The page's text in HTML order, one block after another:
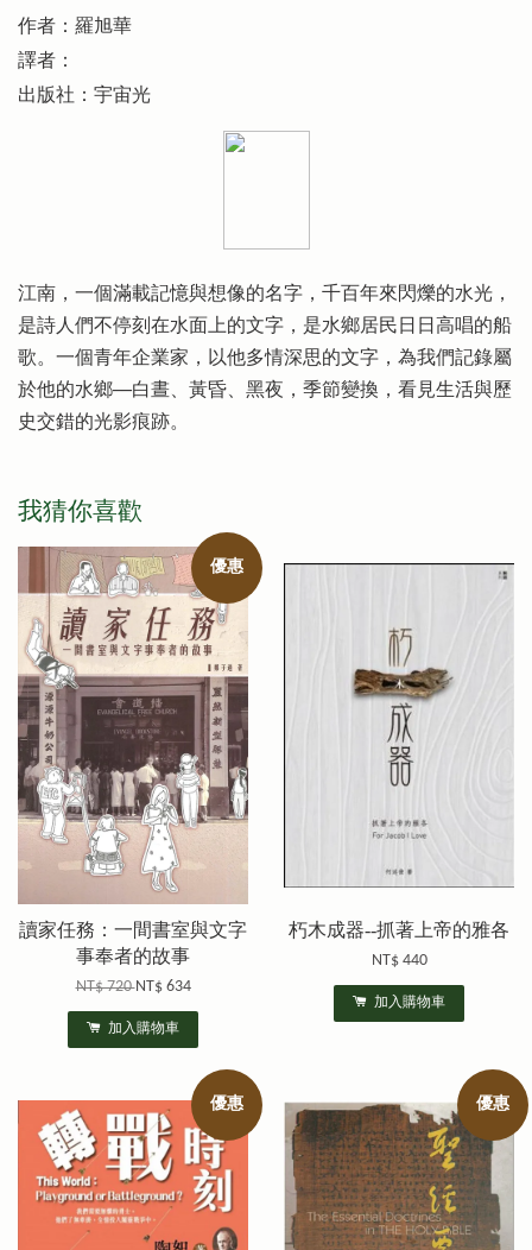
作者：羅旭華
譯者：
出版社：宇宙光
江南，一個滿載記憶與想像的名字，千百年來閃爍的水光，
是詩人們不停刻在水面上的文字，是水鄉居民日日高唱的船
歌。一個青年企業家，以他多情深思的文字，為我們記錄屬
於他的水鄉──白晝、黃昏、黑夜，季節變換，看見生活與歷
史交錯的光影痕跡。
我猜你喜歡
優惠
讀家任務：一間書室與文字
事奉者的故事
NT$ 720NT$ 634
加入購物車
朽木成器--抓著上帝的雅各
NT$ 440
加入購物車
優惠 優惠